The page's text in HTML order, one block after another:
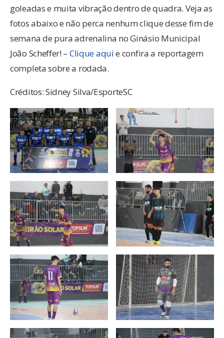
goleadas e muita vibração dentro de quadra. Veja as
fotos abaixo e não perca nenhum clique desse fim de
semana de pura adrenalina no Ginásio Municipal
João Scheffer! – Clique aquie confira a reportagem
completa sobre a rodada.
Créditos: Sidney Silva/EsporteSC